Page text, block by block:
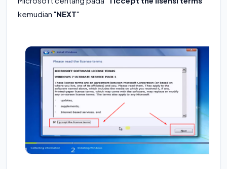
kemudian "NEXT"